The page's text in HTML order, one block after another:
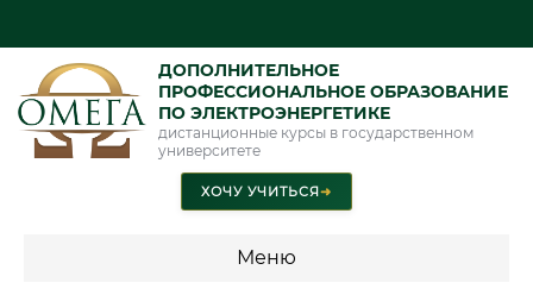
ДОПОЛНИТЕЛЬНОЕ
ПРОФЕССИОНАЛЬНОЕ ОБРАЗОВАНИЕ
ПО ЭЛЕКТРОЭНЕРГЕТИКЕ
дистанционные курсы в государственном
университете
ХОЧУ УЧИТЬСЯ➜
Меню